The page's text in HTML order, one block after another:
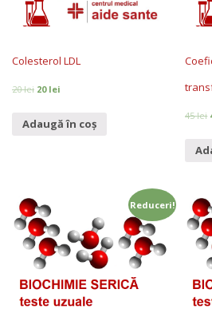
Colesterol LDL
20lei 20 lei
Adaugă în coș
45lei
Reduceri!